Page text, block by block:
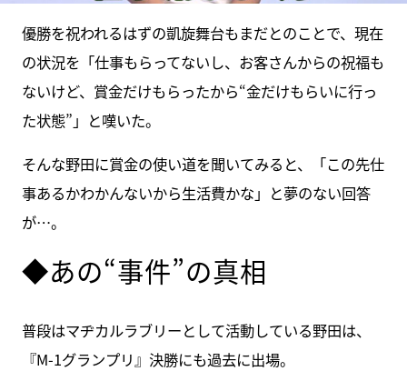
優勝を祝われるはずの凱旋舞台もまだとのことで、現在
の状況を「仕事もらってないし、お客さんからの祝福も
ないけど、賞金だけもらったから“金だけもらいに行っ
た状態”」と嘆いた。
そんな野田に賞金の使い道を聞いてみると、「この先仕
事あるかわかんないから生活費かな」と夢のない回答
が…。
◆あの“事件”の真相
普段はマヂカルラブリーとして活動している野田は、
『M-1グランプリ』決勝にも過去に出場。